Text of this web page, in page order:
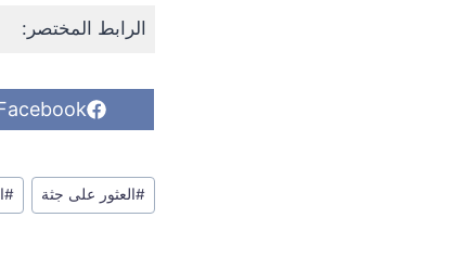
الرابط المختصر:
S
h
e
o
وسوم
المقال:
#العثور على جثة #